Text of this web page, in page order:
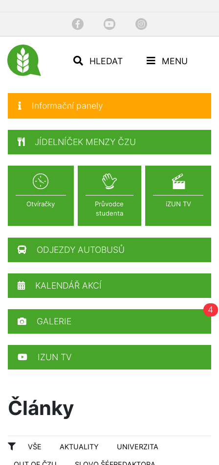
HLEDAT MENU
Články
VŠE AKTUALITY UNIVERZITA
Informační panely
JÍDELNÍČEK MENZY ČZU
Otvíračky
Průvodce
studenta
iZUN TV
ODJEZDY AUTOBUSŮ
KALENDÁŘ AKCÍ
GALERIE
4
IZUN TV